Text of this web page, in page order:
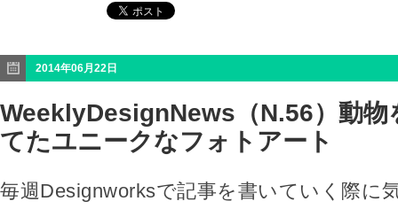
2014年06月22日
WeeklyDesignNews（N.56）動物
てたユニークなフォトアート
毎週Designworksで記事を書いていく際に